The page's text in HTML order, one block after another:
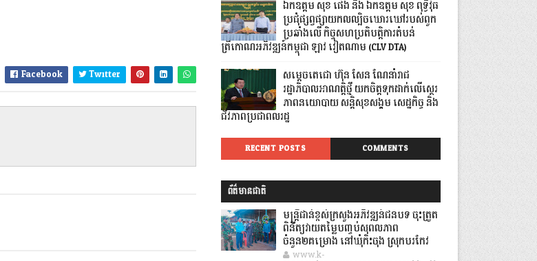
Facebook Twitter
ឯកឧត្តម សុខ ផេង និង ឯកឧត្តម សុខ ពុទ្ធិវុធ
ប្រជុំផ្សព្វផ្សាយកលល្បិចឃោរឃៅរបស់ពួក
ប្រឆាំងលើ កិច្ចសហប្រតិបត្តិការតំបន់
ត្រីកោណអភិវឌ្ឍន៍កម្ពុជា ឡាវ វៀតណាម (CLV DTA)
សម្តេចតេជោ ហ៊ុន សែន ណែនាំរាជ
រដ្ឋាភិបាលអាណត្តិថ្មី យកចិត្តទុកដាក់លើស្ថេរ
ភាពនយោបាយ សន្តិសុខសង្គម សេដ្ឋកិច្ច និង
ជីវភាពប្រជាពលរដ្ឋ
RECENT POSTS COMMENTS
ព័ត៌មានជាតិ
មន្ត្រីជាន់ខ្ពស់ក្រសួងអភិវឌ្ឍន៍ជនបទ ចុះត្រួត
ពិនិត្យវាយតម្លៃបញ្ចប់សុពលភាព
ចំនួន២គម្រោង នៅឃុំកិះចុង ស្រុកបរកែវ
www.k-